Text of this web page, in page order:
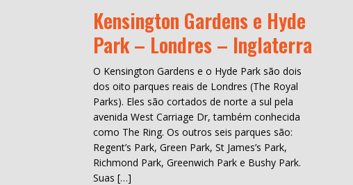
Kensington Gardens e Hyde
Park – Londres – Inglaterra
O Kensington Gardens e o Hyde Park são dois
dos oito parques reais de Londres (The Royal
Parks). Eles são cortados de norte a sul pela
avenida West Carriage Dr, também conhecida
como The Ring. Os outros seis parques são:
Regent’s Park, Green Park, St James’s Park,
Richmond Park, Greenwich Park e Bushy Park.
Suas […]